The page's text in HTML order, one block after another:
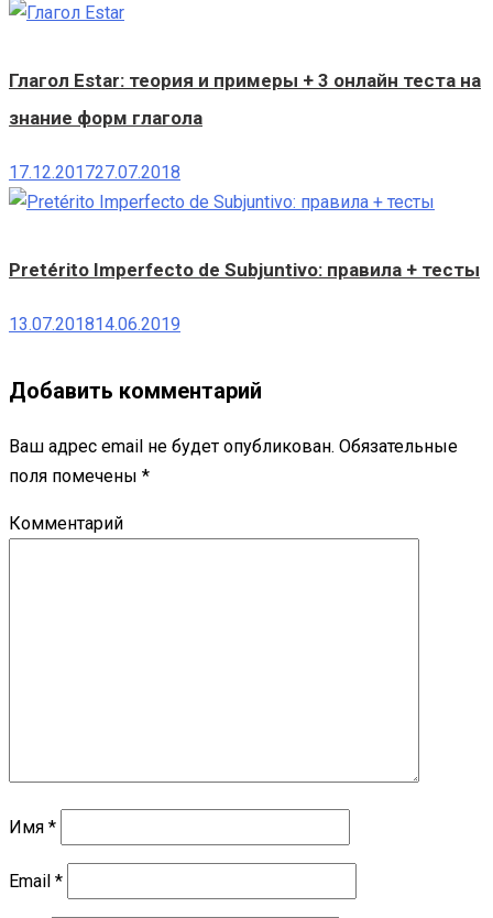
Глагол Estar: теория и примеры + 3 онлайн теста на
знание форм глагола
17.12.201727.07.2018
Pretérito Imperfecto de Subjuntivo: правила + тесты
13.07.201814.06.2019
Добавить комментарий
Ваш адрес email не будет опубликован. Обязательные
поля помечены *
Комментарий
Имя *
Email *